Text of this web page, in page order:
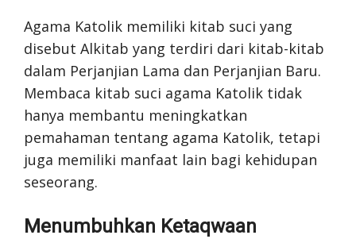
Agama Katolik memiliki kitab suci yang
disebut Alkitab yang terdiri dari kitab-kitab
dalam Perjanjian Lama dan Perjanjian Baru.
Membaca kitab suci agama Katolik tidak
hanya membantu meningkatkan
pemahaman tentang agama Katolik, tetapi
juga memiliki manfaat lain bagi kehidupan
seseorang.
Menumbuhkan Ketaqwaan